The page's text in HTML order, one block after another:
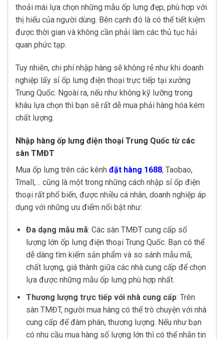
thoải mái lựa chọn những mẫu ốp lưng đẹp, phù hợp với
thị hiếu của người dùng. Bên cạnh đó là có thể tiết kiệm
được thời gian và không cần phải làm các thủ tục hải
quan phức tạp.
Tuy nhiên, chi phí nhập hàng sẽ không rẻ như khi doanh
nghiệp lấy sỉ ốp lưng điện thoại trực tiếp tại xưởng
Trung Quốc. Ngoài ra, nếu như không kỹ lưỡng trong
khâu lựa chọn thì bạn sẽ rất dễ mua phải hàng hóa kém
chất lượng.
Nhập hàng ốp lưng điện thoại Trung Quốc từ các
sàn TMĐT
Mua ốp lưng trên các kênh đặt hàng 1688, Taobao,
Tmall,… cũng là một trong những cách nhập sỉ ốp điện
thoại rất phổ biến, được nhiều cá nhân, doanh nghiệp áp
dụng với những ưu điểm nổi bật như:
Đa dạng mẫu mã: Các sàn TMĐT cung cấp số
lượng lớn ốp lưng điện thoại Trung Quốc. Bạn có thể
dễ dàng tìm kiếm sản phẩm và so sánh mẫu mã,
chất lượng, giá thành giữa các nhà cung cấp để chọn
lựa được những mẫu ốp lưng phù hợp nhất.
Thương lượng trực tiếp với nhà cung cấp: Trên
sàn TMĐT, người mua hàng có thể trò chuyện với nhà
cung cấp để đàm phán, thương lượng. Nếu như bạn
có nhu cầu mua hàng số lượng lớn thì có thể nhắn tin